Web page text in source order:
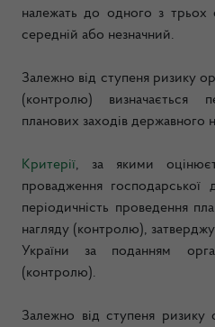
належать до одного з трьох
середній або незначний.
Залежно від ступеня ризику
(контролю) визначається
планових заходів державного
Критерії, за якими
провадження господарської
періодичність проведення
нагляду (контролю),
України за поданням
(контролю).
Залежно від ступеня ризику